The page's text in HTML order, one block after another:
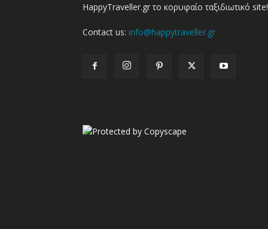
HappyTraveller.gr το κορυφαίο ταξιδιωτικό site!
Contact us: info@happytraveller.gr